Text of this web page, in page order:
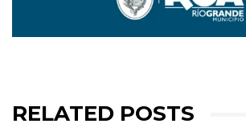
RELATED POSTS